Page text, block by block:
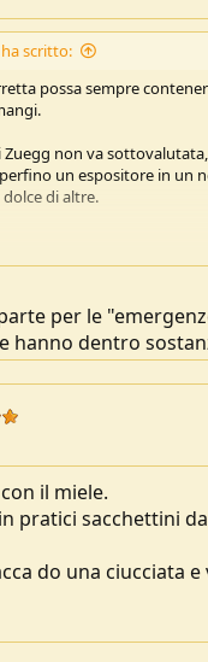
scritto:
possa sempre
non va
un espositore in un
di altre.
per le
hanno dentro
il miele.
pratici sacchettini
do una ciucciata e